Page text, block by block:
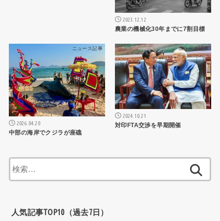
2023.12.12
農業の機械化30年までに7割目標
ニュース記事
2026.04.20
中部の海岸でクジラが座礁
ニュース記事
2024.10.21
対印FTA交渉を早期開催
索:
人気記事TOP10（過去7日）